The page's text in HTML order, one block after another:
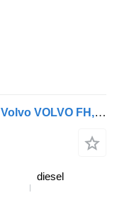
Volvo 22194741 pneumatik ventil til Volvo VOLVO FH, FM, FMX-4 series (2013-) lastbil
diesel